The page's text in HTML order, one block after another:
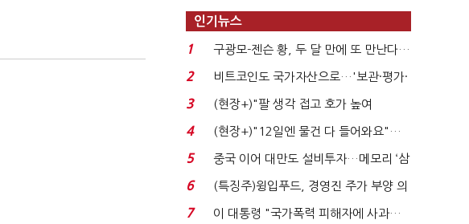
인기뉴스
1
구광모-젠슨 황, 두 달 만에 또 만난다…
로봇·AI 등 논...
2
비트코인도 국가자산으로…'보관·평가·
처분' 기준은 ...
3
(현장+)"팔 생각 접고 호가 높여
요"…'덜 똘똘한 한 채' 20...
4
(현장+)"12일엔 물건 다 들어와요"…
빈 매대 채우며 문 연 ...
5
중국 이어 대만도 설비투자…메모리 ‘삼
국전쟁’
6
(특징주)윙입푸드, 경영진 주가 부양 의
지에 상한가...
7
이 대통령 "국가폭력 피해자에 사과…